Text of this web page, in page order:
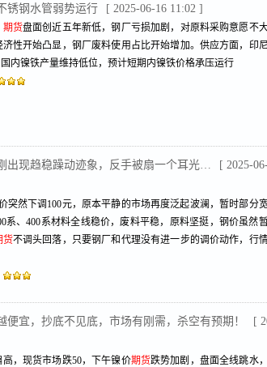
锈钢水管弱势运行 [ 2025-06-16 11:02 ]
期货盘面创近五年新低，钢厂亏损加剧，对原料采购意愿不
性开始凸显，钢厂废料使用占比开始增加。供应方面，印
内镍铁产量维持低位，预计短期内镍铁价格承压运行
出现趋稳躁动迹象，反手被扇一个耳光…
[ 2025-
突然下调100元，原本平静的市场再度泛起波澜，暂时部分
系、400系材料全线稳价，废料平稳，原料坚挺，钢价虽然
货不调头回落，只要钢厂和代理没有进一步的调价动作，行
宜，抄底不见底，市场有刚需，杀空有预期！
[
，现货市场跌50，下午镍价期货跌势加剧，盘面全线跳水